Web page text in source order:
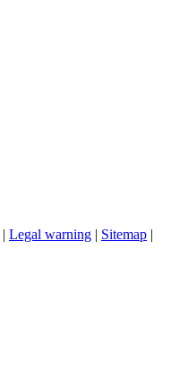
| Legal warning | Sitemap |